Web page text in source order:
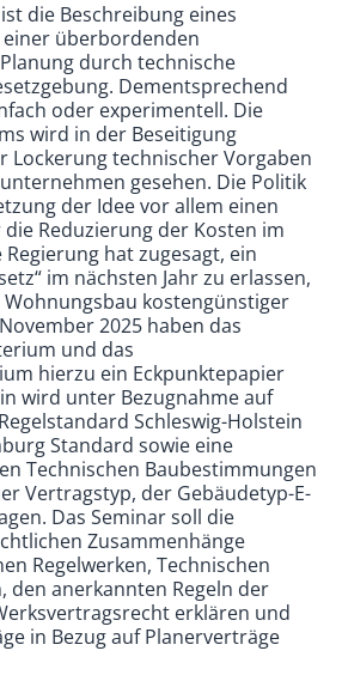
die Beschreibung eines
überbordenden
durch technische
Dementsprechend
oder experimentell. Die
wird in der Beseitigung
Lockerung technischer Vorgaben
gesehen. Die Politik
der Idee vor allem einen
Reduzierung der Kosten im
hat zugesagt, ein
im nächsten Jahr zu erlassen,
kostengünstiger
2025 haben das
und das
hierzu ein Eckpunktepapier
wird unter Bezugnahme auf
Schleswig-Holstein
Standard sowie eine
Technischen Baubestimmungen
Vertragstyp, der Gebäudetyp-E-
Das Seminar soll die
Zusammenhänge
Regelwerken, Technischen
den anerkannten Regeln der
erklären und
in Bezug auf Planerverträge